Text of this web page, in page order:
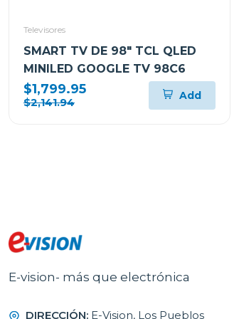
Televisores
SMART TV DE 98" TCL QLED
MINILED GOOGLE TV 98C6
$1,799.95
$2,141.94
Add
E-vision- más que electrónica
DIRECCIÓN: E-Vision, Los Pueblos